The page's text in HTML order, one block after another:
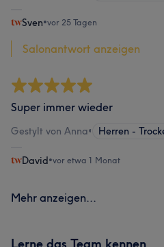
Sven•vor 25 Tagen
Salonantwort anzeigen
Super immer wieder
Gestylt von Anna• Herren -
David•vor etwa 1 Monat
Mehr anzeigen...